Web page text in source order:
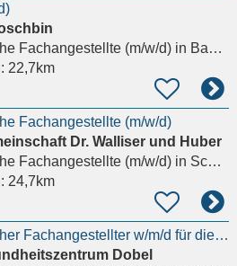
Fachangestellte (m/w/d)in Bad Schönborn
22,7km
Fachangestellte (m/w/d)
Dr. Walliser und Huber
Fachangestellte (m/w/d)in Schömberg Calw, Langenbrand
24,7km
Medizinischer Fachangestellter w/m/d für die Pflege
Dobel